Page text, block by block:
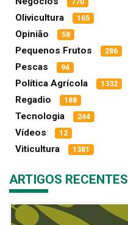
770
Olivicultura 165
Opinião 58
Pequenos Frutos 286
Pescas 94
Política Agrícola 1332
Regadio 188
Tecnologia 244
Vídeos 12
Viticultura 1381
ARTIGOS RECENTES